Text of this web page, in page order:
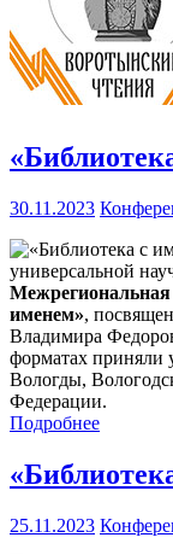
30.11.2023
универсальной
Межрегиональная
именем»,
Владимира
форматах приняли
Вологды,
Федерации.
Подробнее
25.11.2023